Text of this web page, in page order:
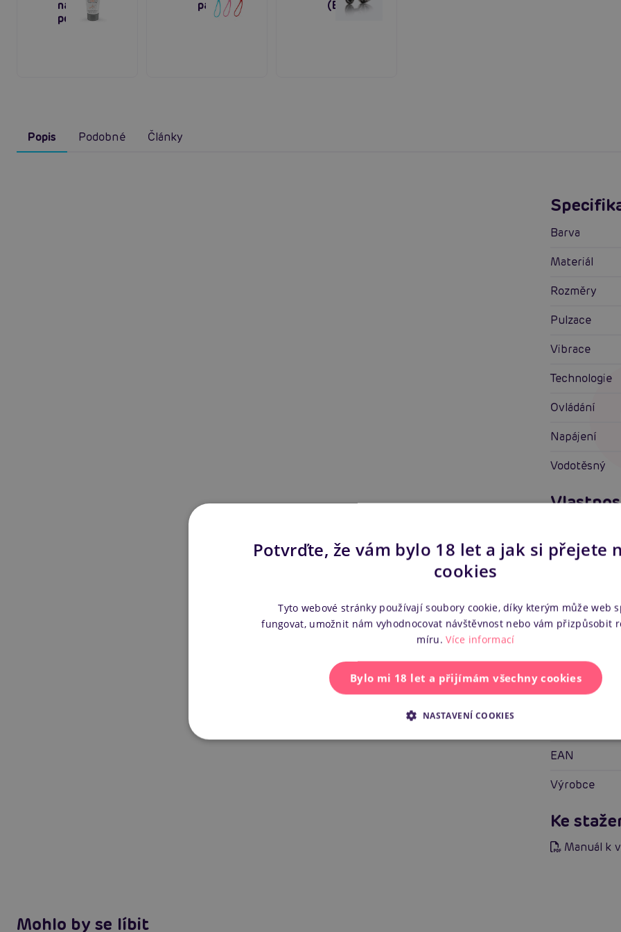
na intimní
použití
pack
(Black)
Popis Podobné Články
Barva
Materiál
Rozměry
Pulzace
Vibrace
Technologie
Ovládání
Napájení
Vodotěsný
Vlastnosti
Stimulace
Tvrdost
Napájení
Další
EAN
Výrobce
Ke
Manuál k
Mohlo by se líbit
Potvrďte, že vám bylo 18 let a jak si přejete
cookies
Tyto webové stránky používají soubory cookie, díky kterým může web
fungovat, umožnit nám vyhodnocovat návštěvnost nebo vám přizpůsobit
míru. Více informací
Bylo mi 18 let a přijímám všechny cookies
NASTAVENÍ COOKIES